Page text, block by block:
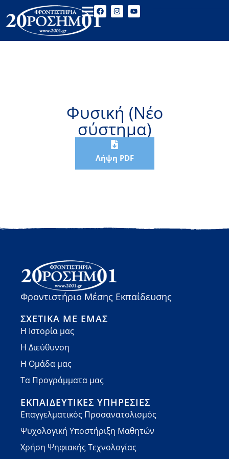
Φυσική (Νέο
σύστημα)
Λήψη PDF
Φροντιστήριο Μέσης Εκπαίδευσης
ΣΧΕΤΙΚΆ ΜΕ ΕΜΆΣ
Η Ιστορία μας
Η Διεύθυνση
Η Ομάδα μας
Τα Προγράμματα μας
ΕΚΠΑΙΔΕΥΤΙΚΈΣ ΥΠΗΡΕΣΊΕΣ
Επαγγελματικός Προσανατολισμός
Ψυχολογική Υποστήριξη Μαθητών
Χρήση Ψηφιακής Τεχνολογίας